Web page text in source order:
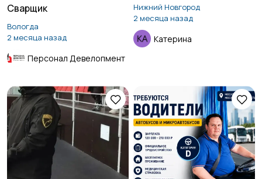
Сварщик
Вологда
2 месяца назад
Персонал Девелопмент
Нижний Новгород
2 месяца назад
Катерина